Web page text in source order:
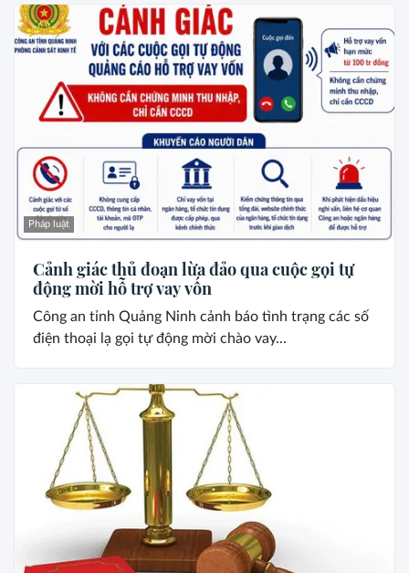
Pháp luật
Cảnh giác thủ đoạn lừa đảo qua cuộc gọi tự
động mời hỗ trợ vay vốn
Công an tỉnh Quảng Ninh cảnh báo tình trạng các số
điện thoại lạ gọi tự động mời chào vay...